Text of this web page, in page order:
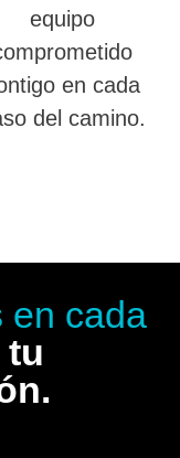
equipo
en cada
del camino.
en cada
tu